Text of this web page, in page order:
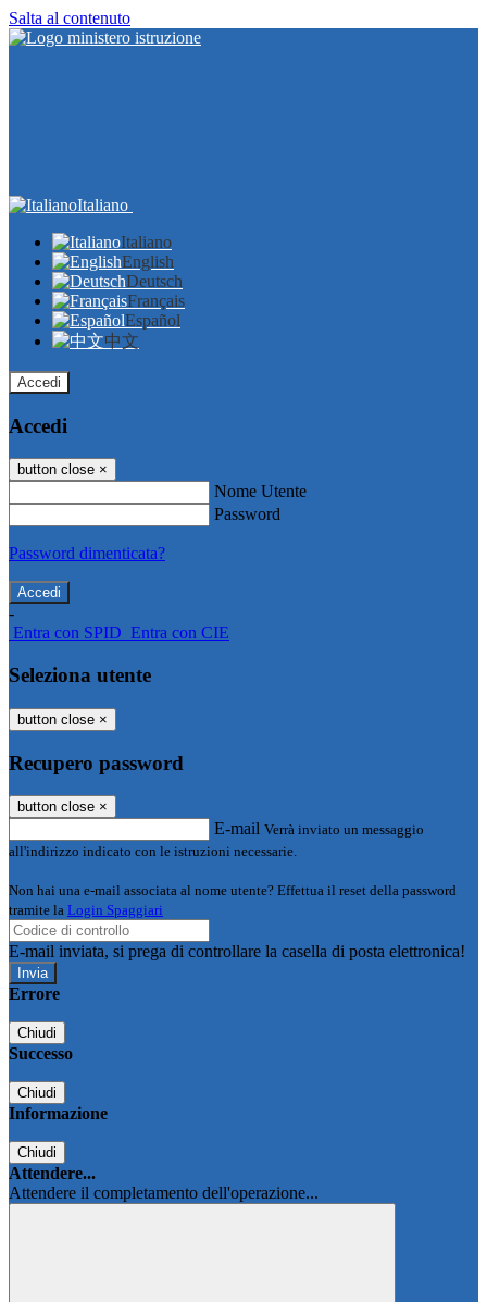
Salta al contenuto
Italiano
Italiano
English
Deutsch
Français
Español
中文
Accedi
Accedi
button close ×
Nome Utente
Password
Password dimenticata?
-
Entra con SPID Entra con CIE
Seleziona utente
button close ×
Recupero password
button close ×
E-mail Verrà inviato un messaggio
all'indirizzo indicato con le istruzioni necessarie.
Non hai una e-mail associata al nome utente? Effettua il reset della password
tramite la Login Spaggiari
E-mail inviata, si prega di controllare la casella di posta elettronica!
Errore
Chiudi
Successo
Chiudi
Informazione
Chiudi
Attendere...
Attendere il completamento dell'operazione...